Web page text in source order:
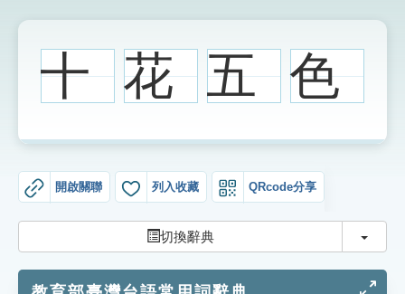
生字詞彙表
示
示
圖
十 花 五 色
開啟關聯 列入收藏 QRcode分享
切換辭典 切換